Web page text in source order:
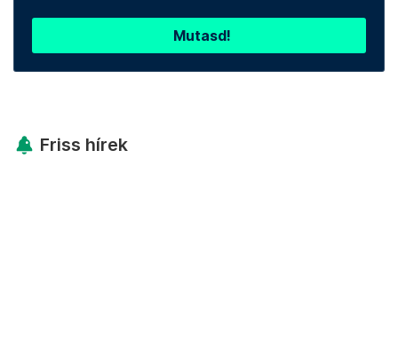
Mutasd!
Friss hírek